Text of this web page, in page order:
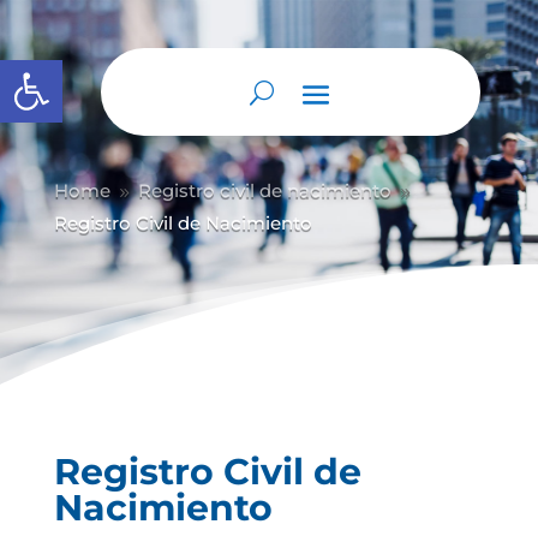
Abrir barra de herramientas
Home 9 Registro civil de nacimiento 9
Registro Civil de Nacimiento
Registro Civil de
Nacimiento